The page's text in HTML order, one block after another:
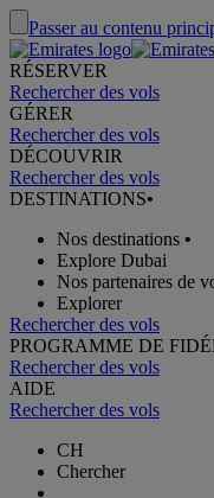
Passer au contenu
RÉSERVER
Rechercher des vols
GÉRER
Rechercher des vols
DÉCOUVRIR
Rechercher des vols
DESTINATIONS•
Nos destinations •
Explore Dubai
Nos partenaires de
Explorer
Rechercher des vols
PROGRAMME DE
Rechercher des vols
AIDE
Rechercher des vols
CH
Chercher